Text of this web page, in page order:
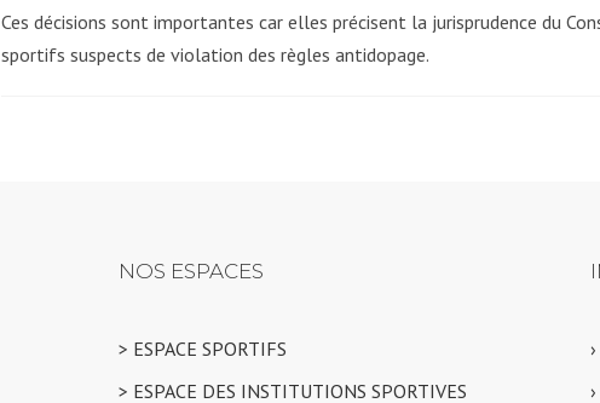
Ces décisions sont importantes car elles précisent la jurisprudence du
sportifs suspects de violation des règles antidopage.
NOS ESPACES
> ESPACE SPORTIFS
> ESPACE DES INSTITUTIONS SPORTIVES